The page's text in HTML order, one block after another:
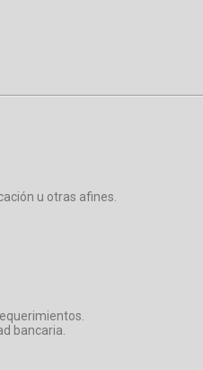
u otras afines.
bancaria.